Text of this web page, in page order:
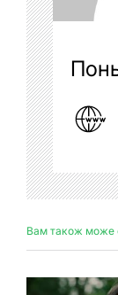
Вам також може